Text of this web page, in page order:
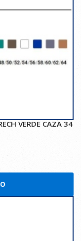
VERDE CAZA 34